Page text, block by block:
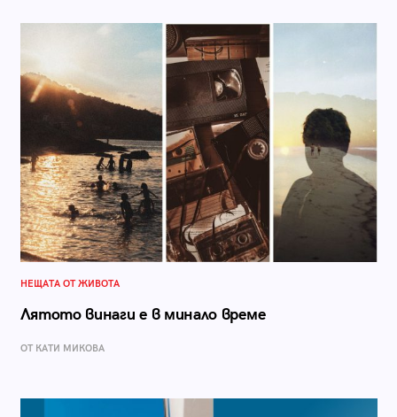
НЕЩАТА ОТ ЖИВОТА
Лятото винаги е в минало време
ОТ КАТИ МИКОВА